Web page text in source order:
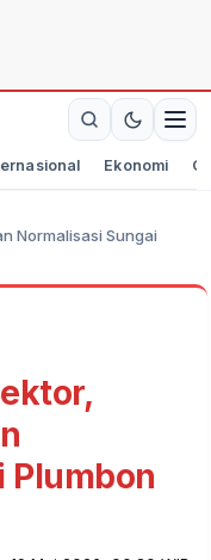
Ekonomi
Normalisasi Sungai
Plumbon